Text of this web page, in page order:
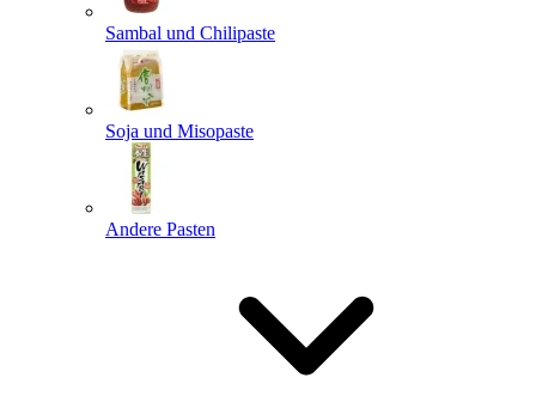
Sambal und Chilipaste
Soja und Misopaste
Andere Pasten